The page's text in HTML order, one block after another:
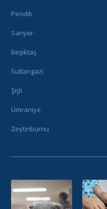
Pendik
Sarıyer
Beşiktaş
Sultangazi
Şişli
Ümraniye
Zeytinburnu